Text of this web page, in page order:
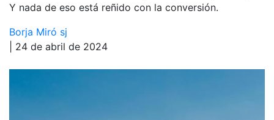
Y nada de eso está reñido con la conversión.
Borja Miró sj
| 24 de abril de 2024